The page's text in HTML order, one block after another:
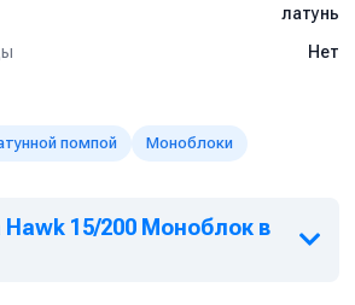
латунь
Нет
помпой Моноблоки
15/200 Моноблок в